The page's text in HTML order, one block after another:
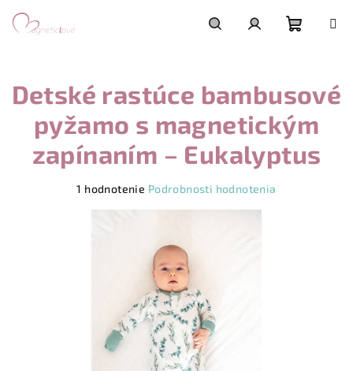
košík
Detské rastúce bambusové
pyžamo s magnetickým
zapínaním – Eukalyptus
1 hodnotenie Podrobnosti hodnotenia